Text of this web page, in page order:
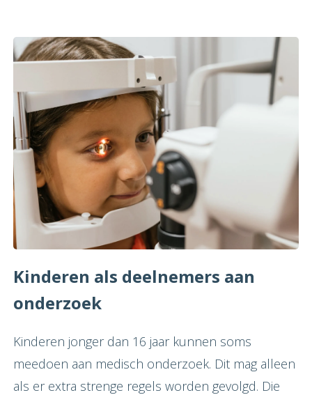
Kinderen als deelnemers aan
onderzoek
Kinderen jonger dan 16 jaar kunnen soms
meedoen aan medisch onderzoek. Dit mag alleen
als er extra strenge regels worden gevolgd. Die